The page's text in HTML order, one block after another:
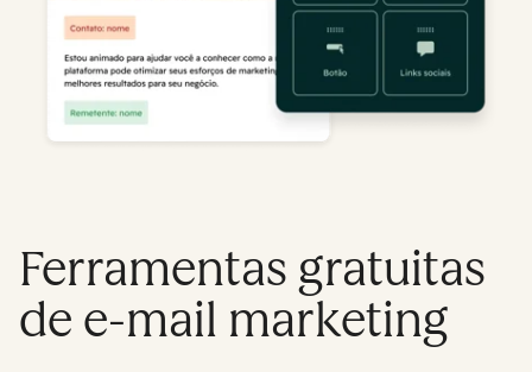
Ferramentas gratuitas
de e-mail marketing